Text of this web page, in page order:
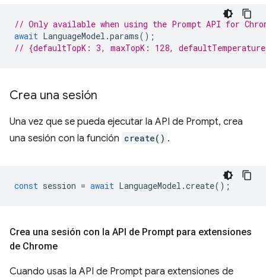
// Only available when using the Prompt API for
await LanguageModel .params();
// {defaultTopK: 3, maxTopK: 128,
Crea una sesión
Una vez que se pueda ejecutar la API de Prompt, crea
una sesión con la función create() .
const session = await LanguageModel .create();
Crea una sesión con la API de Prompt para extensiones
de Chrome
Cuando usas la API de Prompt para extensiones de